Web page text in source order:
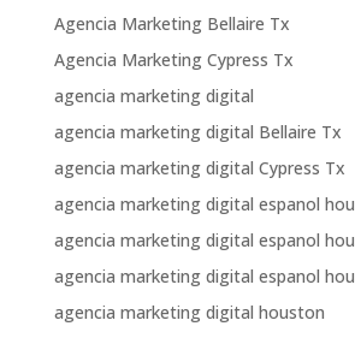
Agencia Marketing Bellaire Tx
Agencia Marketing Cypress Tx
agencia marketing digital
agencia marketing digital Bellaire Tx
agencia marketing digital Cypress Tx
agencia marketing digital espanol
agencia marketing digital espanol
agencia marketing digital espanol
agencia marketing digital houston